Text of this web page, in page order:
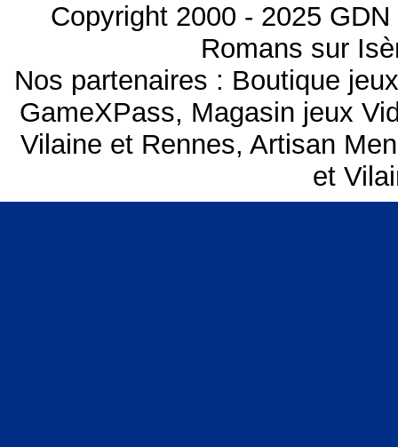
Copyright 2000 - 2025
Romans sur
Nos partenaires : Boutique
GameXPass, Magasin jeux
Vilaine et Rennes, Artisan
et